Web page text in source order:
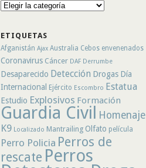
Busca
ETIQUETAS
Afganistán Ajax Australia Cebos envenenados
Coronavirus Cáncer DAF Derrumbe
Desaparecido Detección Drogas Día
Internacional
Ejército Escombro Estatua
Estudio Explosivos Formación
Guardia Civil
Homenaje
K9 Localizado Mantrailing Olfato película
Perro Policia Perros de
rescate Perros